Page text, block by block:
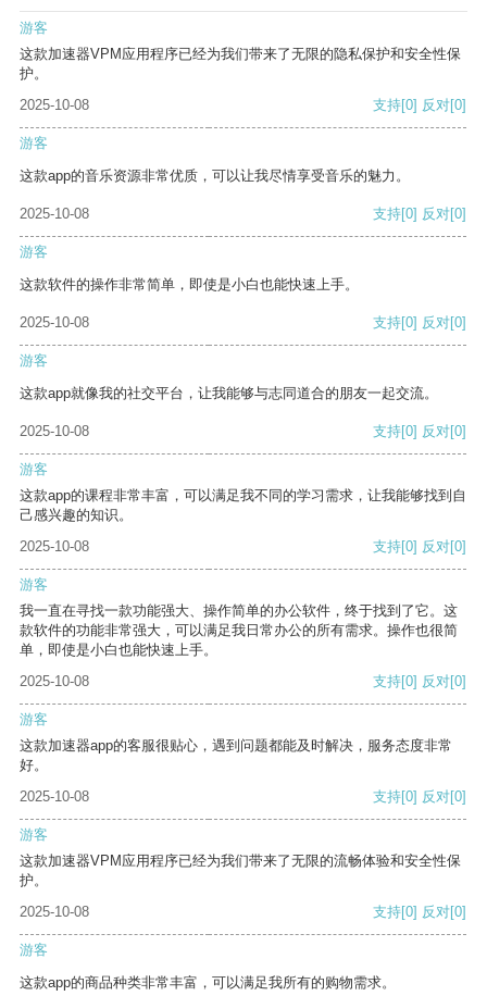
游客
这款加速器VPM应用程序已经为我们带来了无限的隐私保护和安全性保
护。
2025-10-08
支持[0] 反对[0]
游客
这款app的音乐资源非常优质，可以让我尽情享受音乐的魅力。
2025-10-08 支持[0] 反对[0]
游客
这款软件的操作非常简单，即使是小白也能快速上手。
2025-10-08 支持[0] 反对[0]
游客
这款app就像我的社交平台，让我能够与志同道合的朋友一起交流。
2025-10-08 支持[0] 反对[0]
游客
这款app的课程非常丰富，可以满足我不同的学习需求，让我能够找到自
己感兴趣的知识。
2025-10-08
支持[0] 反对[0]
游客
我一直在寻找一款功能强大、操作简单的办公软件，终于找到了它。这
款软件的功能非常强大，可以满足我日常办公的所有需求。操作也很简
单，即使是小白也能快速上手。
2025-10-08
支持[0] 反对[0]
游客
这款加速器app的客服很贴心，遇到问题都能及时解决，服务态度非常
好。
2025-10-08
支持[0] 反对[0]
游客
这款加速器VPM应用程序已经为我们带来了无限的流畅体验和安全性保
护。
2025-10-08
支持[0] 反对[0]
游客
这款app的商品种类非常丰富，可以满足我所有的购物需求。